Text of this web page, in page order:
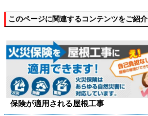
このページに関連するコンテンツをご紹介
保険が適用される屋根工事